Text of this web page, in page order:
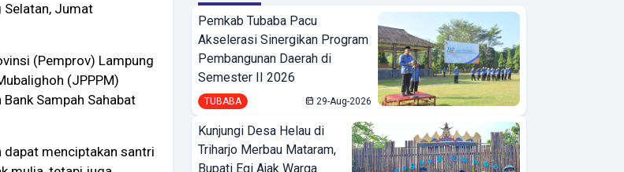
Selatan, Jumat
(Pemprov) Lampung
(JPPPM)
Sampah Sahabat
dapat menciptakan santri
Pemkab Tubaba Pacu
Akselerasi Sinergikan Program
Pembangunan Daerah di
Semester II 2026
TUBABA 29-Aug-2026
Kunjungi Desa Helau di
Triharjo Merbau Mataram,
Bupati Egi Ajak Warga